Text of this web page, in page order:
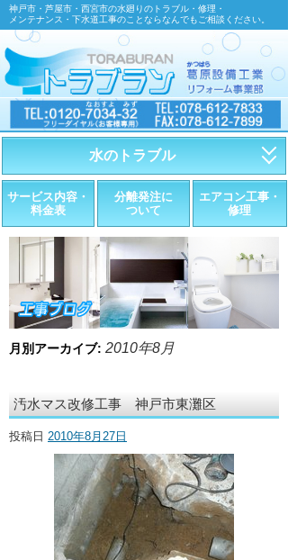
神戸市・芦屋市・西宮市の水廻りのトラブル・修理・
メンテナンス・下水道工事のことならなんでもご相談ください。
水のトラブル
・トイレが詰まったら
・トイレが漏れたら
・水道管が漏れたら
・排水が詰まったら
・ここに水栓がほしい
・水廻りメンテナンス
サービス内容・
料金表
分離発注に
ついて
エアコン工事・
修理
月別アーカイブ: 2010年8月
汚水マス改修工事 神戸市東灘区
投稿日 2010年8月27日